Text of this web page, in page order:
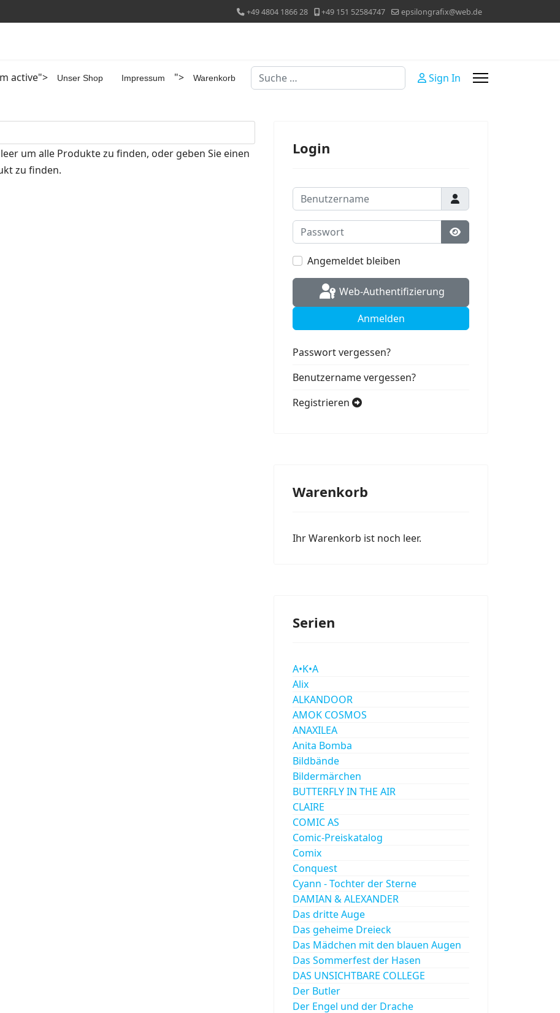
+49 4804 1866 28 +49 151 52584747 epsilongrafix@web.de
active"> Unser Shop Impressum "> Warenkorb Suchen Sign In
um alle Produkte zu finden, oder geben Sie einen
zu finden.
Login
Benutzername
Passwort
Passwort anzeigen
Angemeldet bleiben
Web-Authentifizierung
Anmelden
Passwort vergessen?
Benutzername vergessen?
Registrieren
Warenkorb
Ihr Warenkorb ist noch leer.
Serien
A•K•A
Alix
ALKANDOOR
AMOK COSMOS
ANAXILEA
Anita Bomba
Bildbände
Bildermärchen
BUTTERFLY IN THE AIR
CLAIRE
COMIC AS
Comic-Preiskatalog
Comix
Conquest
Cyann - Tochter der Sterne
DAMIAN & ALEXANDER
Das dritte Auge
Das geheime Dreieck
Das Mädchen mit den blauen Augen
Das Sommerfest der Hasen
DAS UNSICHTBARE COLLEGE
Der Butler
Der Engel und der Drache